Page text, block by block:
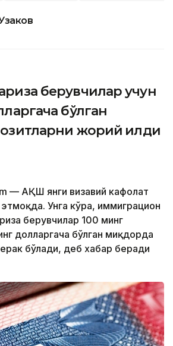
берувчилар учун
бўлган
жорий қилди
— АҚШ янги визавий кафолат
Унга кўра, иммиграцион
берувчилар 100 минг
долларгача бўлган миқдорда
бўлади, деб хабар беради